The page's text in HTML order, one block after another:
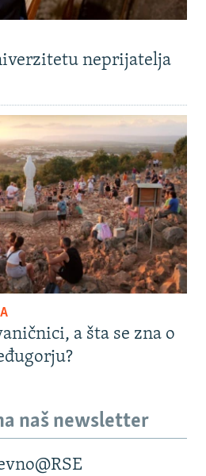
neprijatelja
a šta se zna o
naš newsletter